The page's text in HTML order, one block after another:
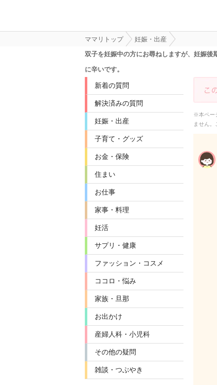
ママリトップ
妊娠・出産
双子を妊娠中の方にお尋ねしますが、妊娠
に辛いです。
新着の質問
解決済みの質問
妊娠・出産
子育て・グッズ
お金・保険
住まい
お仕事
家事・料理
妊活
サプリ・健康
ファッション・コスメ
ココロ・悩み
家族・旦那
お出かけ
産婦人科・小児科
その他の疑問
雑談・つぶやき
※本ペー
ません。